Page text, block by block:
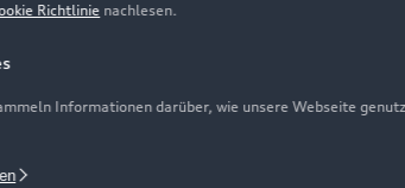
Richtlinie nachlesen.
Informationen darüber, wie unsere Webseite